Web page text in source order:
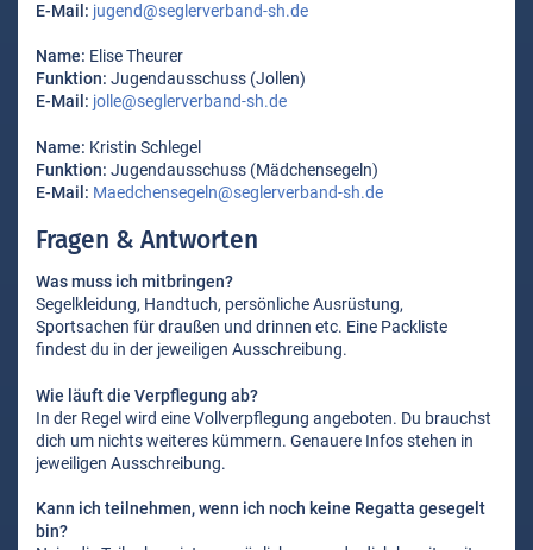
E-Mail: jugend@seglerverband-sh.de
Name: Elise Theurer
Funktion: Jugendausschuss (Jollen)
E-Mail: jolle@seglerverband-sh.de
Name: Kristin Schlegel
Funktion: Jugendausschuss (Mädchensegeln)
E-Mail: Maedchensegeln@seglerverband-sh.de
Fragen & Antworten
Was muss ich mitbringen?
Segelkleidung, Handtuch, persönliche Ausrüstung,
Sportsachen für draußen und drinnen etc. Eine Packliste
findest du in der jeweiligen Ausschreibung.
Wie läuft die Verpflegung ab?
In der Regel wird eine Vollverpflegung angeboten. Du brauchst
dich um nichts weiteres kümmern. Genauere Infos stehen in
jeweiligen Ausschreibung.
Kann ich teilnehmen, wenn ich noch keine Regatta gesegelt
bin?